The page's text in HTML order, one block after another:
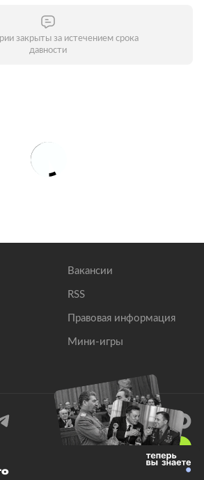
закрыты за истечением срока
давности
Вакансии
RSS
Правовая информация
Мини-игры
Все права защищены.